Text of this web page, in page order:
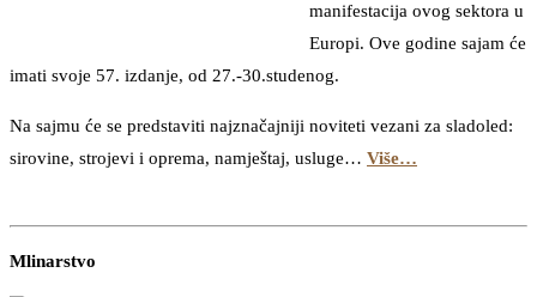
manifestacija ovog sektora u
Europi. Ove godine sajam će
imati svoje 57. izdanje, od 27.-30.studenog.
Na sajmu će se predstaviti najznačajniji noviteti vezani za sladoled:
sirovine, strojevi i oprema, namještaj, usluge… Više…
Mlinarstvo